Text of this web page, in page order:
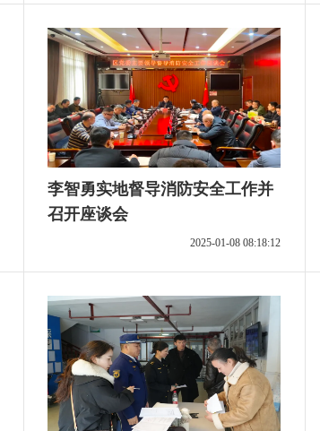
李智勇实地督导消防安全工作并
召开座谈会
2025-01-08 08:18:12